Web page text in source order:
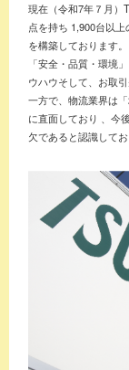
現在（令和7年７月）
点を持ち 1,900台以
を構築しております。
「安全・品質・環境
ウハウそして、お取
一方で、物流業界は
に直面しており 、今
欠であると認識してお